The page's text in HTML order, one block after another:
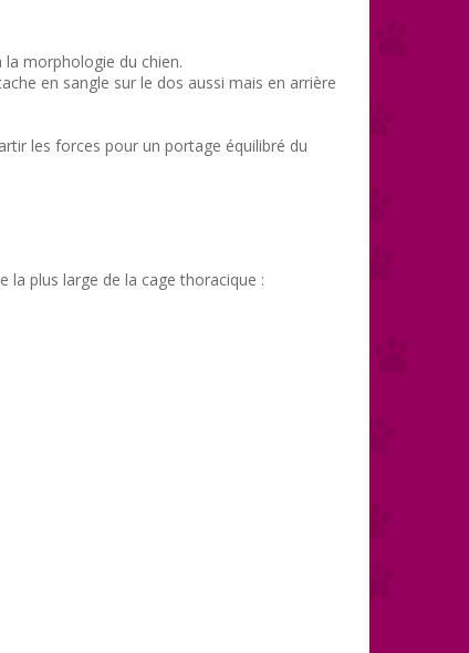
morphologie du chien.
en sangle sur le dos aussi mais en arrière
les forces pour un portage équilibré du
la plus large de la cage thoracique :